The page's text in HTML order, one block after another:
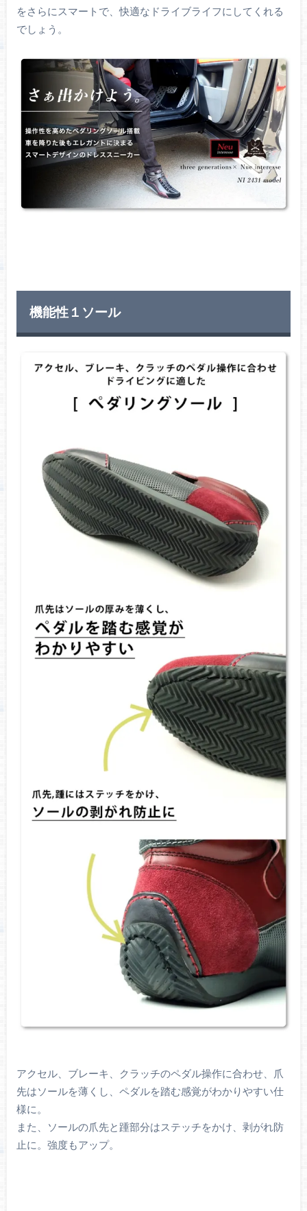
をさらにスマートで、快適なドライブライフにしてくれる
でしょう。
機能性１ソール
アクセル、ブレーキ、クラッチのペダル操作に合わせ、爪
先はソールを薄くし、ペダルを踏む感覚がわかりやすい仕
様に。
また、ソールの爪先と踵部分はステッチをかけ、剥がれ防
止に。強度もアップ。